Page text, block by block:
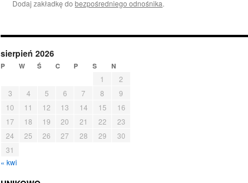
Dodaj zakładkę do bezpośredniego odnośnika.
sierpień 2026
P W Ś C P S N
1
2
3
4 5 6 7 8
9
10
11 12 13 14 15
16
17
18 19 20 21 22
23
24
25 26 27 28 29
30
31
« kwi